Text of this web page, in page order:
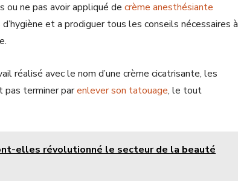
ou ne pas avoir appliqué de crème anesthésiante
et a prodiguer tous les conseils nécessaires à
réalisé avec le nom d’une crème cicatrisante, les
pas terminer parenlever son tatouage, le tout
elles révolutionné le secteur de la beauté